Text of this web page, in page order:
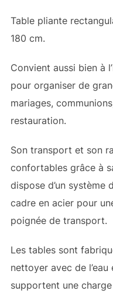
Table pliante
180 cm.
Convient aussi bien à
pour organiser de
mariages,
restauration.
Son transport et son
confortables grâce à
dispose d’un système
cadre en acier pour
poignée de transport.
Les tables sont
nettoyer avec de
supportent une